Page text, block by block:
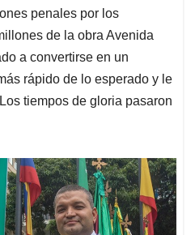
penales por los
de la obra Avenida
a convertirse en un
rápido de lo esperado y le
tiempos de gloria pasaron